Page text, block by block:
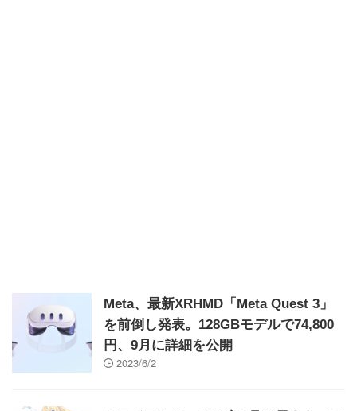
Meta、最新XRHMD「Meta Quest 3」
を前倒し発表。128GBモデルで74,800
円、9月に詳細を公開
2023/6/2